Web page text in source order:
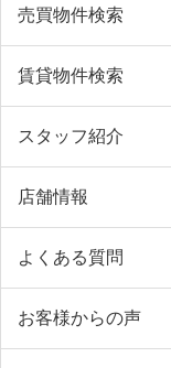
売買物件検索
賃貸物件検索
スタッフ紹介
店舗情報
よくある質問
お客様からの声